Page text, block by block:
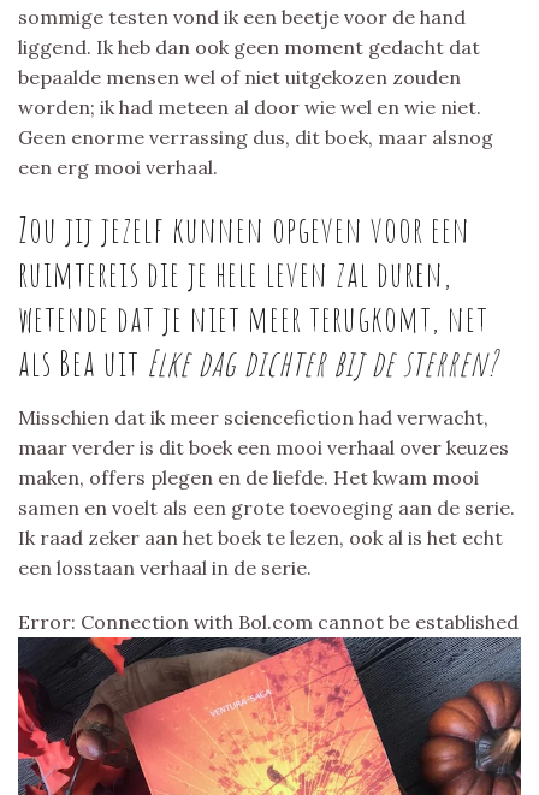
sommige testen vond ik een beetje voor de hand
liggend. Ik heb dan ook geen moment gedacht dat
bepaalde mensen wel of niet uitgekozen zouden
worden; ik had meteen al door wie wel en wie niet.
Geen enorme verrassing dus, dit boek, maar alsnog
een erg mooi verhaal.
Zou jij jezelf kunnen opgeven voor een
ruimtereis die je hele leven zal duren,
wetende dat je niet meer terugkomt, net
als Bea uit Elke dag dichter bij de sterren?
Misschien dat ik meer sciencefiction had verwacht,
maar verder is dit boek een mooi verhaal over keuzes
maken, offers plegen en de liefde. Het kwam mooi
samen en voelt als een grote toevoeging aan de serie.
Ik raad zeker aan het boek te lezen, ook al is het echt
een losstaan verhaal in de serie.
Error: Connection with Bol.com cannot be established